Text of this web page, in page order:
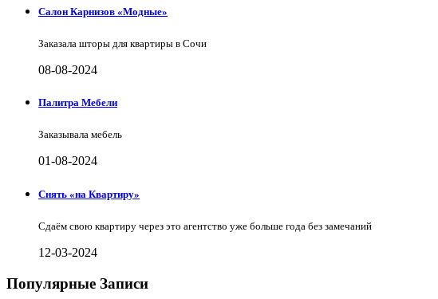
Салон Карнизов «Модные»
Заказала шторы для квартиры в Сочи
08-08-2024
Палитра Мебели
Заказывала мебель
01-08-2024
Снять «на Квартиру»
Сдаём свою квартиру через это агентство уже больше года без замечаний
12-03-2024
Популярные Записи